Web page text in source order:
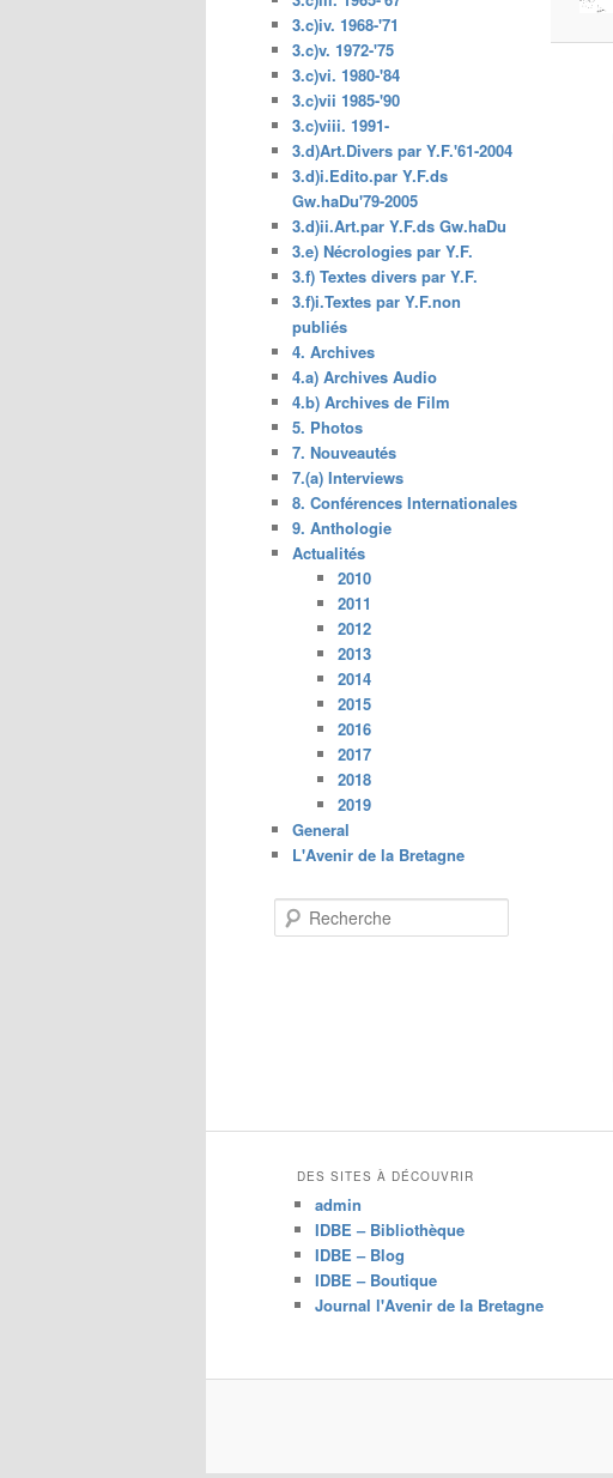
3.c)iv. 1968-'71
3.c)v. 1972-'75
3.c)vi. 1980-'84
3.c)vii 1985-'90
3.c)viii. 1991-
3.d)Art.Divers par Y.F.'61-2004
3.d)i.Edito.par Y.F.ds
Gw.haDu'79-2005
3.d)ii.Art.par Y.F.ds Gw.haDu
3.e) Nécrologies par Y.F.
3.f) Textes divers par Y.F.
3.f)i.Textes par Y.F.non
publiés
4. Archives
4.a) Archives Audio
4.b) Archives de Film
5. Photos
7. Nouveautés
7.(a) Interviews
8. Conférences Internationales
9. Anthologie
Actualités
2010
2011
2012
2013
2014
2015
2016
2017
2018
2019
General
L'Avenir de la Bretagne
e
DES SITES À DÉCOUVRIR
admin
IDBE – Bibliothèque
IDBE – Blog
IDBE – Boutique
Journal l'Avenir de la Bretagne